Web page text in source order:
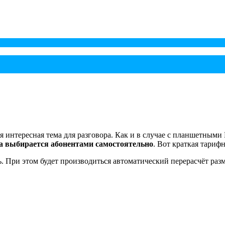
тема для разговора. Как и в случае с планшетными
выбирается абонентами самостоятельно. Вот краткая
При этом будет производиться автоматический перерасчёт